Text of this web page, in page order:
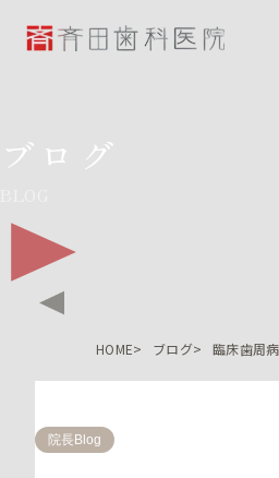
斉田歯科医院
ブログ
HOME ブログ 臨床歯周
院長Blog